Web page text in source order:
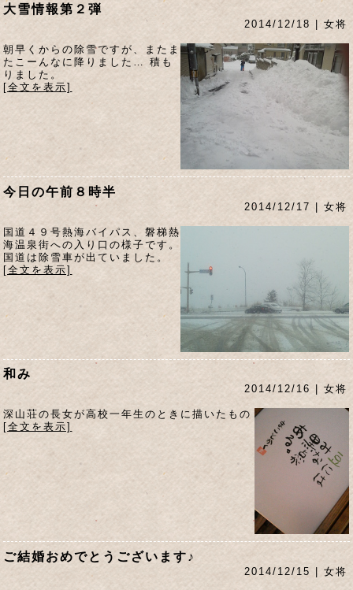
大雪情報第２弾
2014/12/18 | 女将
朝早くからの除雪ですが、またま
たこーんなに降りました… 積も
りました。
[全文を表示]
今日の午前８時半
2014/12/17 | 女将
国道４９号熱海バイパス、磐梯熱
海温泉街への入り口の様子です。
国道は除雪車が出ていました。
[全文を表示]
和み
2014/12/16 | 女将
深山荘の長女が高校一年生のときに描いたもの
[全文を表示]
ご結婚おめでとうございます♪
2014/12/15 | 女将